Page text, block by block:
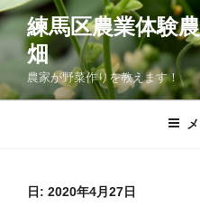
コ
ン
ツ
練馬区農業体験
畑
農家が野菜作りを教えます！
日: 2020年4月27日